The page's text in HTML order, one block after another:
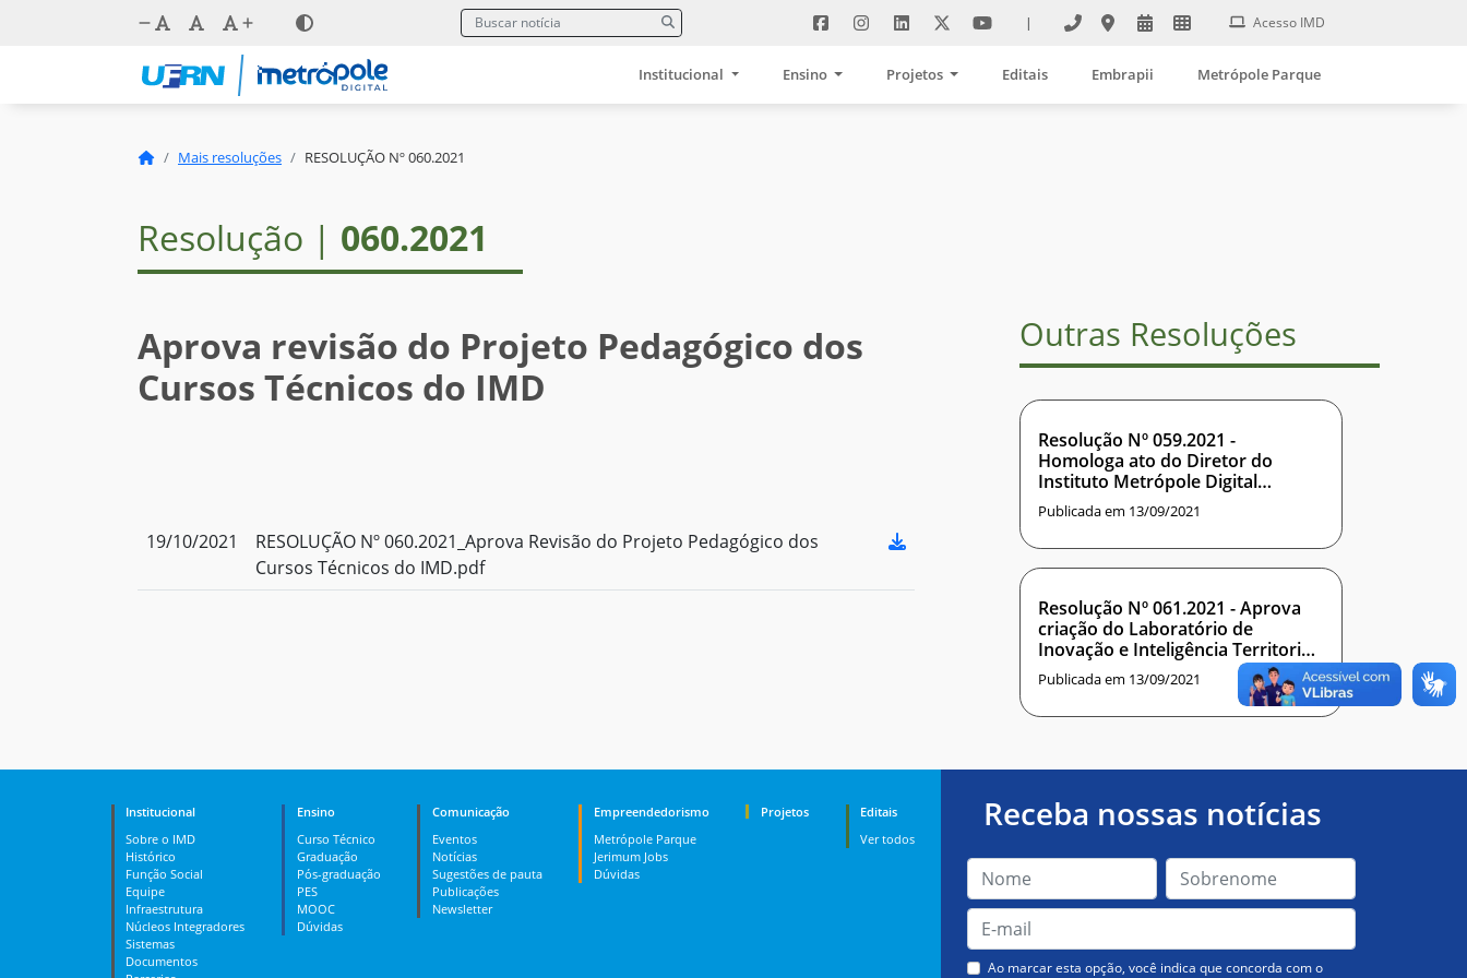
| Acesso IMD
Institucional Ensino Projetos Editais Embrapii Metrópole Parque
Mais resoluções RESOLUÇÃO Nº 060.2021
Resolução | 060.2021
Aprova revisão do Projeto Pedagógico dos
Cursos Técnicos do IMD
19/10/2021
RESOLUÇÃO Nº 060.2021_Aprova Revisão do Projeto Pedagógico dos
Cursos Técnicos do IMD.pdf
Outras Resoluções
Resolução Nº 059.2021 -
Homologa ato do Diretor do
Instituto Metrópole Digital
praticado Ad referendum deste
conselho que aprova Edital do
Programa de Estudos Secundários
– PES/IMD
Publicada em 13/09/2021
Resolução Nº 061.2021 - Aprova
criação do Laboratório de
Inovação e Inteligência Territorial
(LI2T), vinculado ao IMD.
Publicada em 13/09/2021
Institucional
Sobre o IMD
Histórico
Função Social
Equipe
Infraestrutura
Núcleos Integradores
Sistemas
Documentos
Ensino
Curso Técnico
Graduação
Pós-graduação
PES
MOOC
Dúvidas
Comunicação
Eventos
Notícias
Sugestões de pauta
Publicações
Newsletter
Empreendedorismo
Metrópole Parque
Jerimum Jobs
Dúvidas
Projetos
Editais
Ver todos
Receba nossas notícias
Ao marcar esta opção, você indica que concorda com o